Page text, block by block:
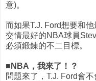
意)。
而如果T.J. Ford想要和
交情最好的NBA球員
必須鍛鍊的不二目標。
■NBA，我來了！？
問題來了，T.J. Ford會